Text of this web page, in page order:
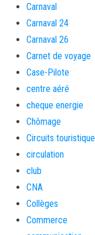
Carnaval
Carnaval 24
Carnaval 26
Carnet de voyage
Case-Pilote
centre aéré
cheque energie
Chômage
Circuits
circulation
club
CNA
Collèges
Commerce